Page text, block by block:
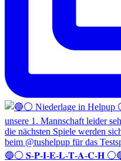
🔵⚪️ 𝐒-𝐏-𝐈-𝐄-𝐋-𝐓-𝐀-𝐂-𝐇